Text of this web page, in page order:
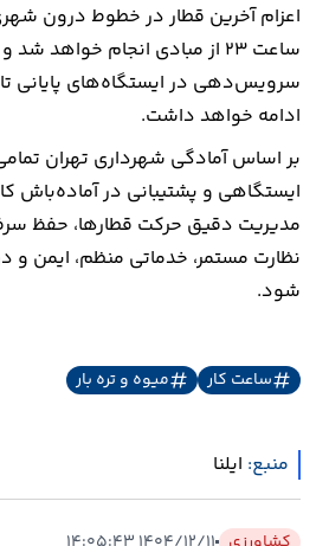
اعزام آخرین قطار در خطوط درون
ساعت ۲۳ از مبادی انجام خواهد
ادامه خواهد داشت.
بر اساس آمادگی شهرداری تهران
ایستگاهی و پشتیبانی در آماده‌باش
مدیریت دقیق حرکت قطارها، حفظ
نظارت مستمر، خدماتی منظم، ایمن و
شود.
ساعت کار میوه و تره بار
منبع: ایلنا